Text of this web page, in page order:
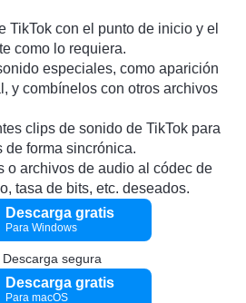
TikTok con el punto de inicio y el
como lo requiera.
especiales, como aparición
y combínelos con otros archivos
clips de sonido de TikTok para
de forma sincrónica.
o archivos de audio al códec de
tasa de bits, etc. deseados.
Descarga gratis
Para Windows
Descarga segura
Descarga gratis
Para macOS